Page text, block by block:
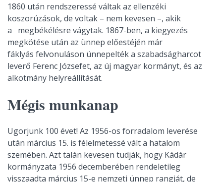
1860 után rendszeressé váltak az ellenzéki
koszorúzások, de voltak – nem kevesen –, akik
a megbékélésre vágytak. 1867-ben, a kiegyezés
megkötése után az ünnep előestéjén már
fáklyás felvonuláson ünnepelték a szabadságharcot
leverő Ferenc Józsefet, az új magyar kormányt, és az
alkotmány helyreállítását.
Mégis munkanap
Ugorjunk 100 évet! Az 1956-os forradalom leverése
után március 15. is félelmetessé vált a hatalom
szemében. Azt talán kevesen tudják, hogy Kádár
kormányzata 1956 decemberében rendeletileg
visszaadta március 15-e nemzeti ünnep rangját, de